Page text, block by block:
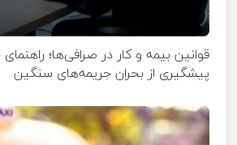
قوانین بیمه و کار در صرافی‌ها؛ راهنمای
پیشگیری از بحران جریمه‌های سنگین